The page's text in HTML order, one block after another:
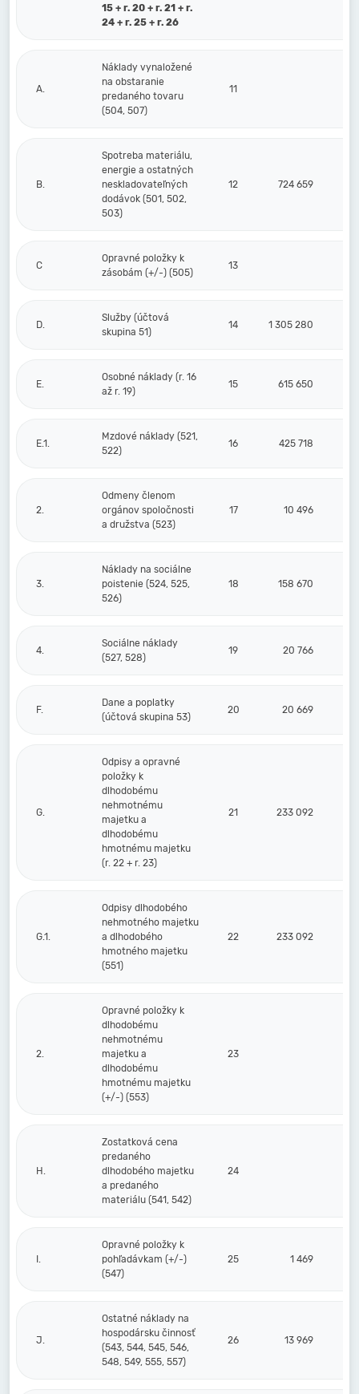
15 + r. 20 + r. 21 + r.
24 + r. 25 + r. 26
A.
Náklady vynaložené
na obstaranie
predaného tovaru
(504, 507)
11
B.
Spotreba materiálu,
energie a ostatných
neskladovateľných
dodávok (501, 502,
503)
12 724 659
C
Opravné položky k
zásobám (+/-) (505)
13
D.
Služby (účtová
skupina 51)
14 1 305 280
E.
Osobné náklady (r. 16
až r. 19)
15 615 650
E.1.
Mzdové náklady (521,
522)
16 425 718
2.
Odmeny členom
orgánov spoločnosti
a družstva (523)
17 10 496
3.
Náklady na sociálne
poistenie (524, 525,
526)
18 158 670
4.
Sociálne náklady
(527, 528)
19 20 766
F.
Dane a poplatky
(účtová skupina 53)
20 20 669
G.
Odpisy a opravné
položky k
dlhodobému
nehmotnému
majetku a
dlhodobému
hmotnému majetku
(r. 22 + r. 23)
21 233 092
G.1.
Odpisy dlhodobého
nehmotného majetku
a dlhodobého
hmotného majetku
(551)
22 233 092
2.
Opravné položky k
dlhodobému
nehmotnému
majetku a
dlhodobému
hmotnému majetku
(+/-) (553)
23
H.
Zostatková cena
predaného
dlhodobého majetku
a predaného
materiálu (541, 542)
24
I.
Opravné položky k
pohľadávkam (+/-)
(547)
25 1 469
J.
Ostatné náklady na
hospodársku činnosť
(543, 544, 545, 546,
548, 549, 555, 557)
26 13 969